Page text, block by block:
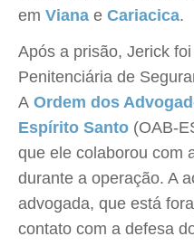
em Viana e Cariacica.
Após a prisão, Jerick
Penitenciária de
A Ordem dos
Espírito Santo (OAB-
que ele colaborou com
durante a operação. A
advogada, que está
contato com a defesa